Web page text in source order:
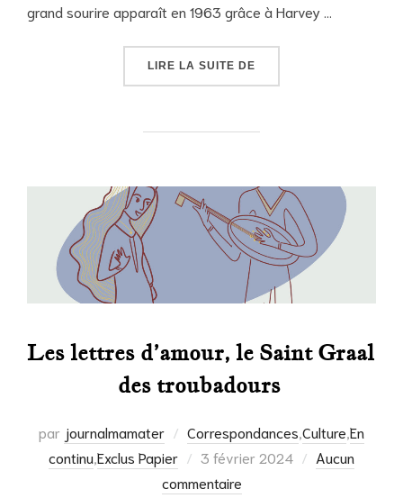
grand sourire apparaît en 1963 grâce à Harvey …
LIRE LA SUITE DE
Les lettres d’amour, le Saint Graal
des troubadours
par journalmamater Correspondances,Culture,En
continu,Exclus Papier
Publié
le
3 février 2024
Aucun
commentaire